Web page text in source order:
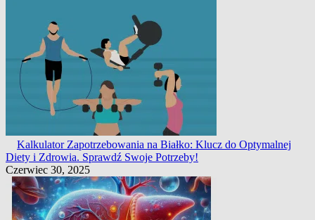
Kalkulator Zapotrzebowania na Białko: Klucz do Optymalnej
Diety i Zdrowia. Sprawdź Swoje Potrzeby!
Czerwiec 30, 2025